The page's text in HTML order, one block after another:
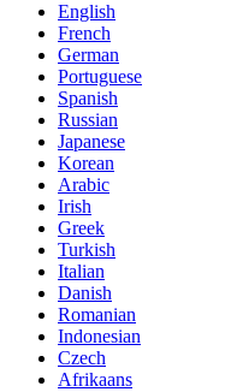
English
French
German
Portuguese
Spanish
Russian
Japanese
Korean
Arabic
Irish
Greek
Turkish
Italian
Danish
Romanian
Indonesian
Czech
Afrikaans